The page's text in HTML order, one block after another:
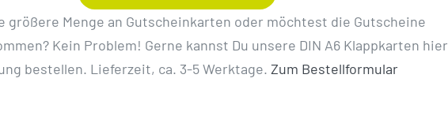
größere Menge an Gutscheinkarten oder möchtest die Gutscheine
Kein Problem! Gerne kannst Du unsere DIN A6 Klappkarten hier
bestellen. Lieferzeit, ca. 3-5 Werktage.Zum Bestellformular